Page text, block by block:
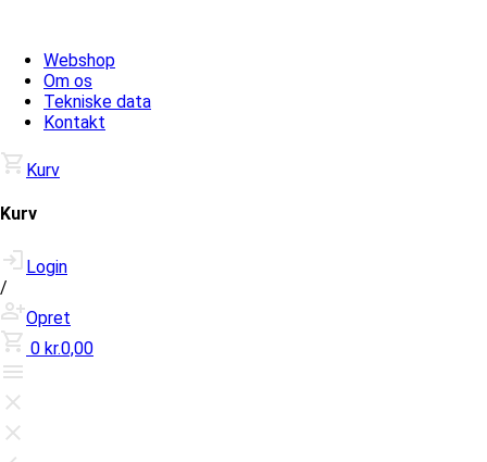
Webshop
Om os
Tekniske data
Kontakt
Kurv
Kurv
Login
/
Opret
0 kr.0,00